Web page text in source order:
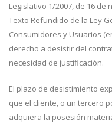
Legislativo 1/2007, de 16
Texto Refundido de la Ley
Consumidores y Usuarios
derecho a desistir del
necesidad de justificación.
El plazo de desistimiento
que el cliente, o un tercero
adquiera la posesión